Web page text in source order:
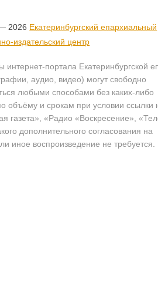
2026 Екатеринбургский епархиальный
издательский центр
интернет-портала Екатеринбургской
аудио, видео) могут свободно
любыми способами без каких-либо
объёму и срокам при условии ссылки
газета», «Радио «Воскресение»,
дополнительного согласования на
иное воспроизведение не требуется.